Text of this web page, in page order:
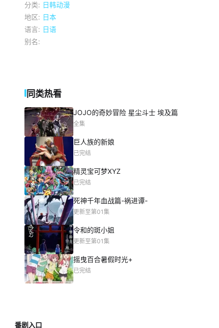
分类: 日韩动漫
地区: 日本
语言: 日语
别名:
同类热看
JOJO的奇妙冒险 星尘斗士 埃及篇
全集
巨人族的新娘
已完结
精灵宝可梦XYZ
已完结
死神千年血战篇-祸进谭-
更新至第01集
令和的斑小姐
更新至第01集
摇曳百合暑假时光+
已完结
番剧入口